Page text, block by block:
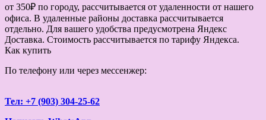
от 350₽ по городу, рассчитывается от удаленности от нашего
офиса. В удаленные районы доставка рассчитывается
отдельно. Для вашего удобства предусмотрена Яндекс
Доставка. Стоимость рассчитывается по тарифу Яндекса.
Как купить
По телефону или через мессенжер:
Тел: +7 (903) 304-25-62